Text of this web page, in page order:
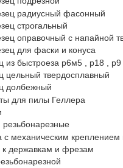
радиусный фасонный
строгальный
оправочный с напайной
для фаски и конуса
из быстроеза р6м5 , р18 ,
цельный твердосплавный
долбежный
для пилы Геллера
резьбонарезные
с механическим креплением
к державкам и фрезам